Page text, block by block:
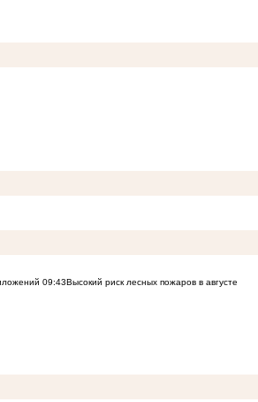
09:43Высокий риск лесных пожаров в августе